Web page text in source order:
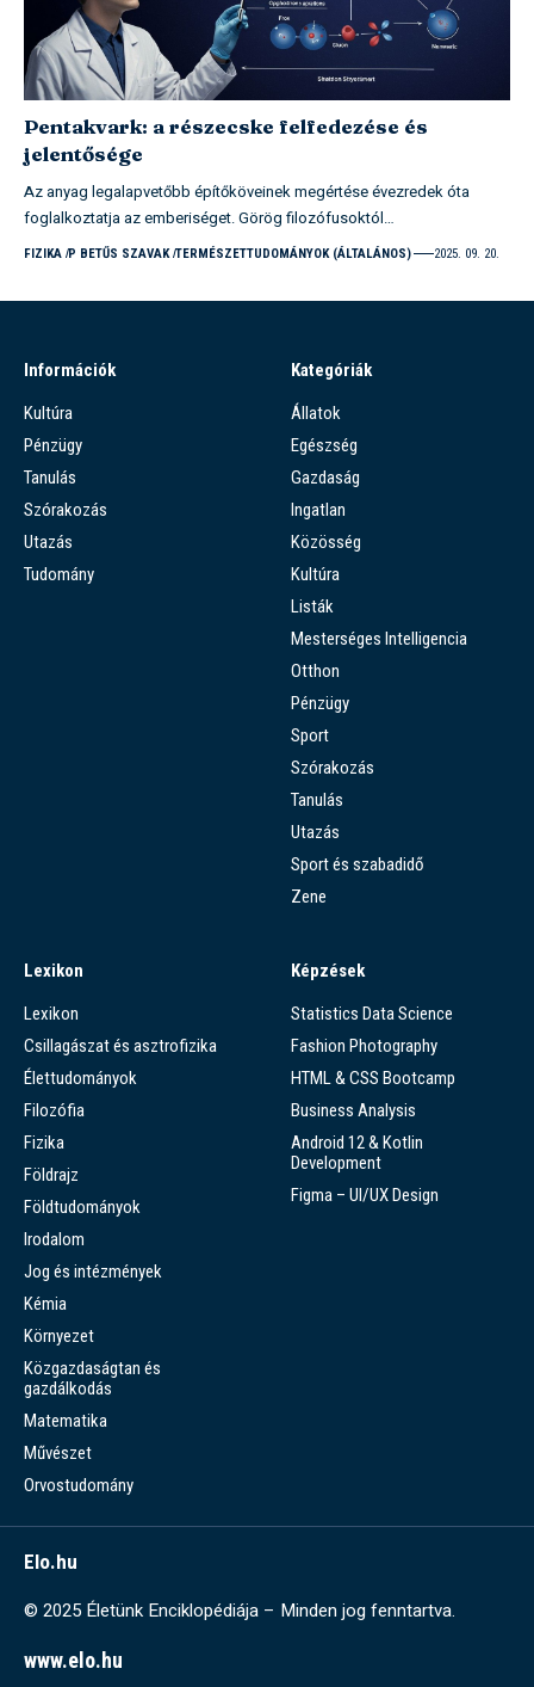
Pentakvark: a részecske felfedezése és
jelentősége
Az anyag legalapvetőbb építőköveinek megértése évezredek óta
foglalkoztatja az emberiséget. Görög filozófusoktól…
FIZIKA P BETŰS SZAVAK TERMÉSZETTUDOMÁNYOK (ÁLTALÁNOS) 2025. 09. 20.
Információk
Kultúra
Pénzügy
Tanulás
Szórakozás
Utazás
Tudomány
Kategóriák
Állatok
Egészség
Gazdaság
Ingatlan
Közösség
Kultúra
Listák
Mesterséges Intelligencia
Otthon
Pénzügy
Sport
Szórakozás
Tanulás
Utazás
Sport és szabadidő
Zene
Lexikon
Lexikon
Csillagászat és asztrofizika
Élettudományok
Filozófia
Fizika
Földrajz
Földtudományok
Irodalom
Jog és intézmények
Kémia
Környezet
Közgazdaságtan és
gazdálkodás
Matematika
Művészet
Orvostudomány
Képzések
Statistics Data Science
Fashion Photography
HTML & CSS Bootcamp
Business Analysis
Android 12 & Kotlin
Development
Figma – UI/UX Design
Elo.hu
© 2025 Életünk Enciklopédiája – Minden jog fenntartva.
www.elo.hu